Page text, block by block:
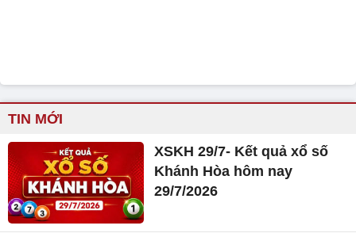
TIN MỚI
XSKH 29/7- Kết quả xổ số
Khánh Hòa hôm nay
29/7/2026